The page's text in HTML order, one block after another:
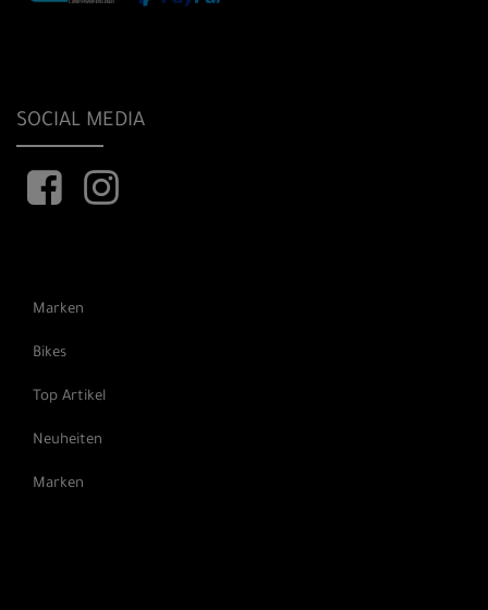
SOCIAL MEDIA
Marken
Bikes
Top Artikel
Neuheiten
Marken